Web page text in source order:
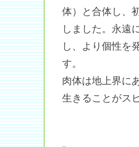
体）と合体し、
しました。永遠
し、より個性を
す。
肉体は地上界に
生きることがス